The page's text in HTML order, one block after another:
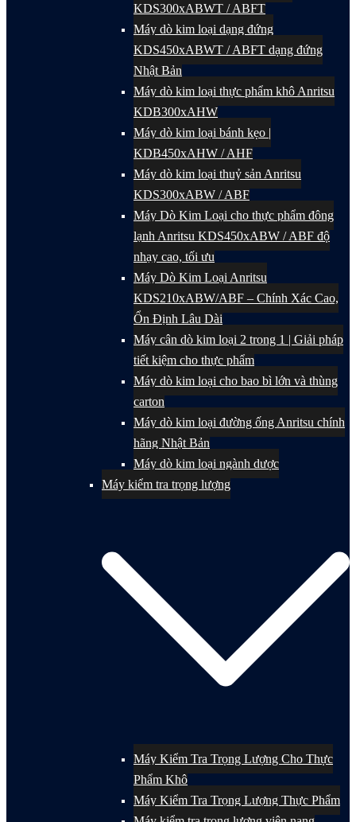
KDS300xABWT / ABFT
Máy dò kim loại dạng đứng
KDS450xABWT / ABFT dạng đứng
Nhật Bản
Máy dò kim loại thực phẩm khô Anritsu
KDB300xAHW
Máy dò kim loại bánh kẹo |
KDB450xAHW / AHF
Máy dò kim loại thuỷ sản Anritsu
KDS300xABW / ABF
Máy Dò Kim Loại cho thực phẩm đông
lạnh Anritsu KDS450xABW / ABF độ
nhạy cao, tối ưu
Máy Dò Kim Loại Anritsu
KDS210xABW/ABF – Chính Xác Cao,
Ổn Định Lâu Dài
Máy cân dò kim loại 2 trong 1 | Giải pháp
tiết kiệm cho thực phẩm
Máy dò kim loại cho bao bì lớn và thùng
carton
Máy dò kim loại đường ống Anritsu chính
hãng Nhật Bản
Máy dò kim loại ngành dược
Máy kiểm tra trọng lượng
Máy Kiểm Tra Trọng Lượng Cho Thực
Phẩm Khô
Máy Kiểm Tra Trọng Lượng Thực Phẩm